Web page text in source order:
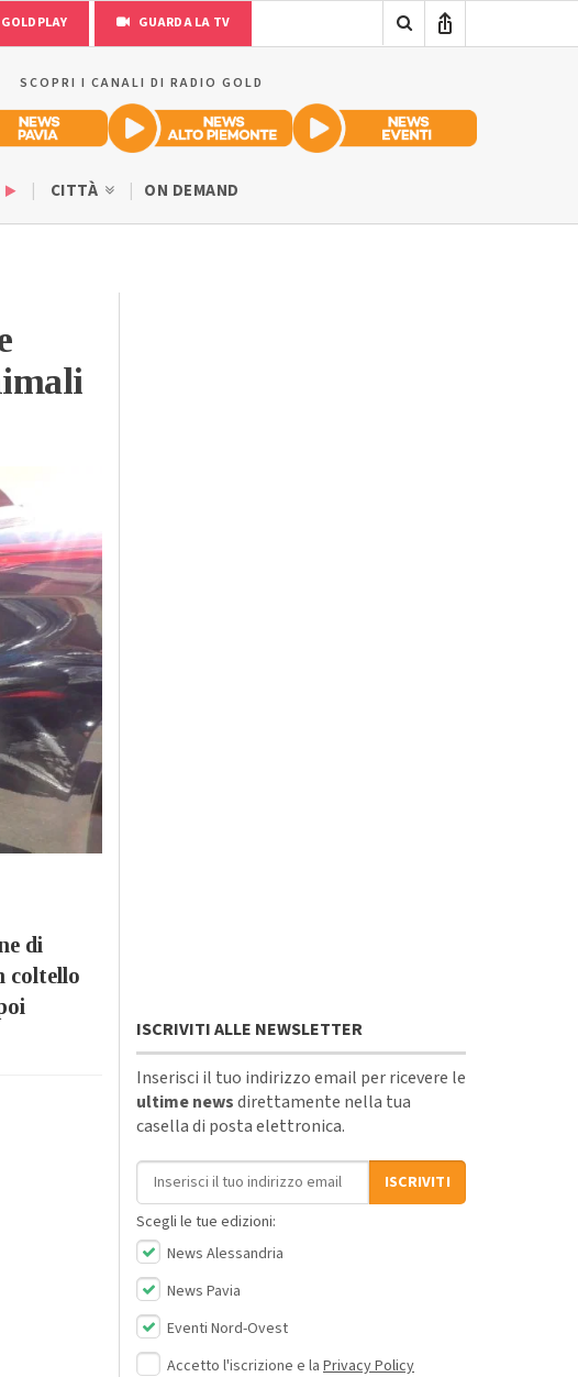
GUARDA LA TV
SCOPRI I CANALI DI RADIO GOLD
CITTÀ ON DEMAND
di
coltello
ISCRIVITI ALLE NEWSLETTER
Inserisci il tuo indirizzo email per ricevere le
ultime newsdirettamente nella tua
casella di posta elettronica.
Indirizzo email
ISCRIVITI
Scegli le tue edizioni:
News Alessandria
News Pavia
Eventi Nord-Ovest
Accetto l'iscrizione e la Privacy Policy